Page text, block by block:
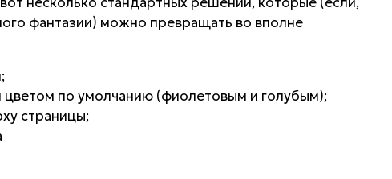
фантазии) можно превращать во вполне
по умолчанию (фиолетовым и голубым);
страницы;